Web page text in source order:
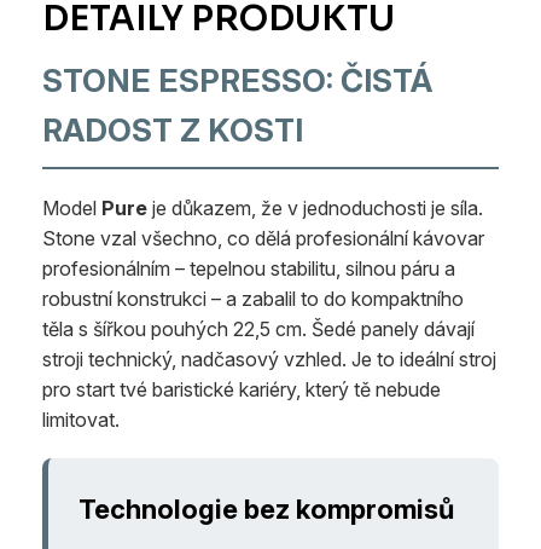
STONE ESPRESSO: ČISTÁ
RADOST Z KOSTI
Model Pure je důkazem, že v jednoduchosti je síla.
Stone vzal všechno, co dělá profesionální kávovar
profesionálním – tepelnou stabilitu, silnou páru a
robustní konstrukci – a zabalil to do kompaktního
těla s šířkou pouhých 22,5 cm. Šedé panely dávají
stroji technický, nadčasový vzhled. Je to ideální stroj
pro start tvé baristické kariéry, který tě nebude
limitovat.
Technologie bez kompromisů